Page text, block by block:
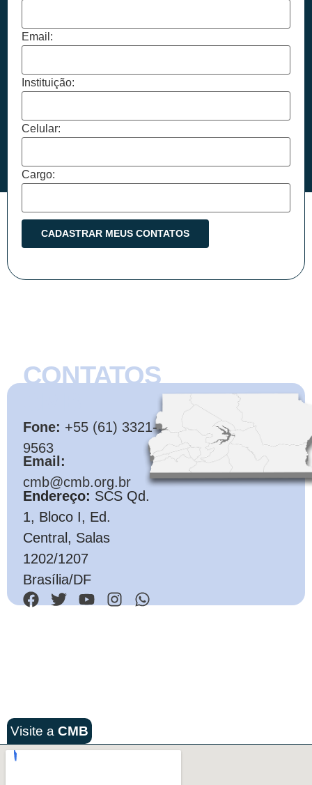
Email:
Instituição:
Celular:
Cargo:
CONTATOS
Fone: +55 (61) 3321-
9563
Email:
cmb@cmb.org.br
Endereço: SCS Qd.
1, Bloco I, Ed.
Central, Salas
1202/1207
Brasília/DF
Visite a CMB